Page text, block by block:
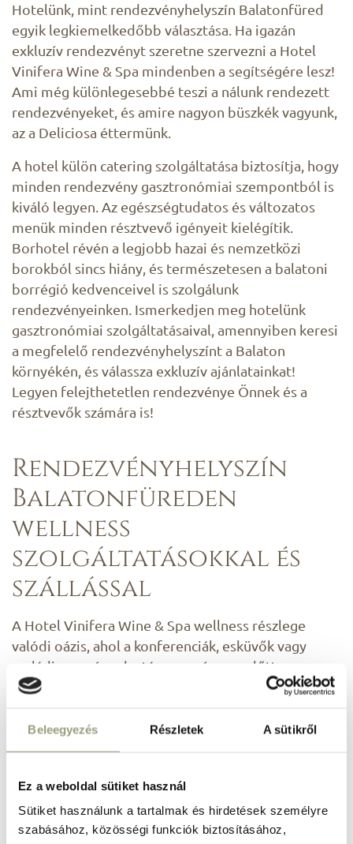
Beleegyezés Részletek A sütikről
Ez a weboldal sütiket használ
Sütiket használunk a tartalmak és hirdetések személyre
szabásához, közösségi funkciók biztosításához,
Hotelünk, mint rendezvényhelyszín Balatonfüred
egyik legkiemelkedőbb választása. Ha igazán
exkluzív rendezvényt szeretne szervezni a Hotel
Vinifera Wine & Spa mindenben a segítségére lesz!
Ami még különlegesebbé teszi a nálunk rendezett
rendezvényeket, és amire nagyon büszkék vagyunk,
az a Deliciosa éttermünk.
A hotel külön catering szolgáltatása biztosítja, hogy
minden rendezvény gasztronómiai szempontból is
kiváló legyen. Az egészségtudatos és változatos
menük minden résztvevő igényeit kielégítik.
Borhotel révén a legjobb hazai és nemzetközi
borokból sincs hiány, és természetesen a balatoni
borrégió kedvenceivel is szolgálunk
rendezvényeinken. Ismerkedjen meg hotelünk
gasztronómiai szolgáltatásaival, amennyiben keresi
a megfelelő rendezvényhelyszínt a Balaton
környékén, és válassza exkluzív ajánlatainkat!
Legyen felejthetetlen rendezvénye Önnek és a
résztvevők számára is!
Rendezvényhelyszín
Balatonfüreden
wellness
szolgáltatásokkal és
szállással
A Hotel Vinifera Wine & Spa wellness részlege
valódi oázis, ahol a konferenciák, esküvők vagy
családi események után, vagy éppen előtt a
vendégek teljesen feltöltődhetnek és
különféle spa kezeléseket kínál, amelyek segítenek
a test és a lélek regenerálódásában, legyen szó
vagy revitalizáló arckezelésekről. A szaunák és
gőzkabinok mélyreható pihenést biztosítanak,
miközben a méregtelenítést és az ellazulást is